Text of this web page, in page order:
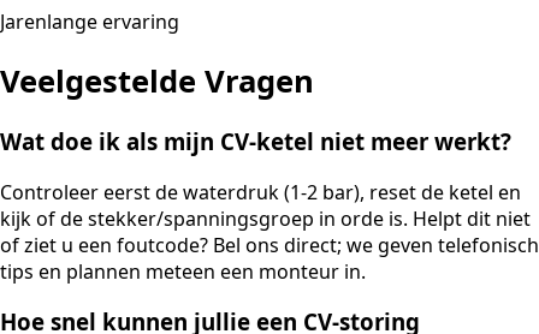
Jarenlange ervaring
Veelgestelde Vragen
Wat doe ik als mijn CV-ketel niet meer werkt?
Controleer eerst de waterdruk (1-2 bar), reset de ketel en
kijk of de stekker/spanningsgroep in orde is. Helpt dit niet
of ziet u een foutcode? Bel ons direct; we geven telefonisch
tips en plannen meteen een monteur in.
Hoe snel kunnen jullie een CV-storing